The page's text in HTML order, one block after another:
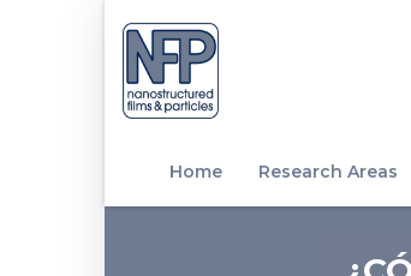
Home Research Areas